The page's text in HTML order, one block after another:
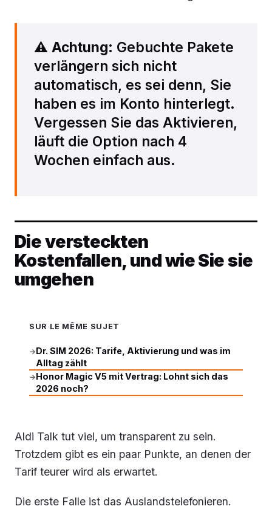
⚠️ Achtung: Gebuchte Pakete
verlängern sich nicht
automatisch, es sei denn, Sie
haben es im Konto hinterlegt.
Vergessen Sie das Aktivieren,
läuft die Option nach 4
Wochen einfach aus.
Die versteckten
Kostenfallen, und wie Sie sie
umgehen
SUR LE MÊME SUJET
→Dr. SIM 2026: Tarife, Aktivierung und was im
Alltag zählt
→Honor Magic V5 mit Vertrag: Lohnt sich das
2026 noch?
Aldi Talk tut viel, um transparent zu sein.
Trotzdem gibt es ein paar Punkte, an denen der
Tarif teurer wird als erwartet.
Die erste Falle ist das Auslandstelefonieren.